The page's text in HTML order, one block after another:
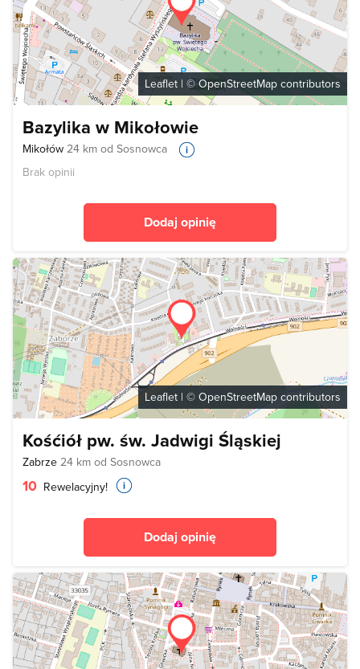
Leaflet | © OpenStreetMap contributors
Bazylika w Mikołowie
Mikołów 24 km od Sosnowca
Brak opinii
Dodaj opinię
Leaflet | © OpenStreetMap contributors
Kośćiół pw. św. Jadwigi Śląskiej
Zabrze 24 km od Sosnowca
10 Rewelacyjny!
Dodaj opinię